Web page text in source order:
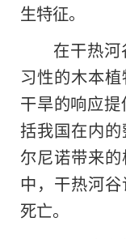
生特征。
在干热
习性的木本
干旱的响应
括我国在内
尔尼诺带来
中，干热河
死亡。